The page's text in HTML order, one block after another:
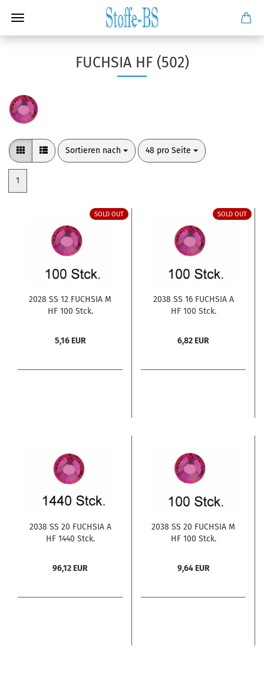
FUCHSIA HF (502)
Sortieren nach
Sortieren nach 48 pro Seite
pro Seite
1
SOLD OUT
2028 SS 12 FUCHSIA M
HF 100 Stck.
5,16 EUR
SOLD OUT
2038 SS 16 FUCHSIA A
HF 100 Stck.
6,82 EUR
2038 SS 20 FUCHSIA A
HF 1440 Stck.
96,12 EUR
2038 SS 20 FUCHSIA M
HF 100 Stck.
9,64 EUR